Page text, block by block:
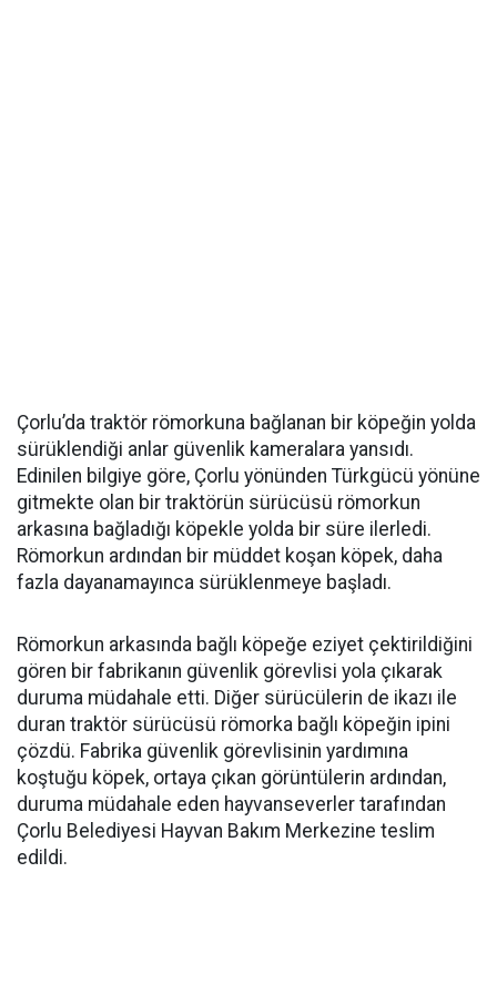
Çorlu’da traktör römorkuna bağlanan bir köpeğin yolda
sürüklendiği anlar güvenlik kameralara yansıdı.
Edinilen bilgiye göre, Çorlu yönünden Türkgücü yönüne
gitmekte olan bir traktörün sürücüsü römorkun
arkasına bağladığı köpekle yolda bir süre ilerledi.
Römorkun ardından bir müddet koşan köpek, daha
fazla dayanamayınca sürüklenmeye başladı.
Römorkun arkasında bağlı köpeğe eziyet çektirildiğini
gören bir fabrikanın güvenlik görevlisi yola çıkarak
duruma müdahale etti. Diğer sürücülerin de ikazı ile
duran traktör sürücüsü römorka bağlı köpeğin ipini
çözdü. Fabrika güvenlik görevlisinin yardımına
koştuğu köpek, ortaya çıkan görüntülerin ardından,
duruma müdahale eden hayvanseverler tarafından
Çorlu Belediyesi Hayvan Bakım Merkezine teslim
edildi.